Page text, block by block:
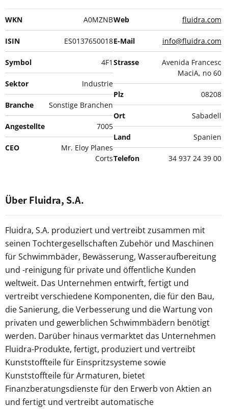
WKN A0MZNB
ISIN ES0137650018
Symbol 4F1
Sektor Industrie
Branche Sonstige Branchen
Angestellte 7005
CEO
Mr. Eloy Planes
Corts
Web fluidra.com
E-Mail info@fluidra.com
Strasse
Avenida Francesc
MaciA, no 60
Plz 08208
Ort Sabadell
Land Spanien
Telefon 34 937 24 39 00
Über Fluidra, S.A.
Fluidra, S.A. produziert und vertreibt zusammen mit
seinen Tochtergesellschaften Zubehör und Maschinen
für Schwimmbäder, Bewässerung, Wasseraufbereitung
und -reinigung für private und öffentliche Kunden
weltweit. Das Unternehmen entwirft, fertigt und
vertreibt verschiedene Komponenten, die für den Bau,
die Sanierung, die Verbesserung und die Wartung von
privaten und gewerblichen Schwimmbädern benötigt
werden. Darüber hinaus vermarktet das Unternehmen
Fluidra-Produkte, fertigt, produziert und vertreibt
Kunststoffteile für Einspritzsysteme sowie
Kunststoffteile für Armaturen, bietet
Finanzberatungsdienste für den Erwerb von Aktien an
und fertigt und vertreibt automatische